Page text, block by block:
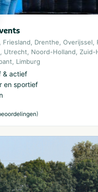
, Friesland, Drenthe, Overijssel,
, Utrecht, Noord-Holland, Zuid-
, Limburg
& actief
en sportief
)